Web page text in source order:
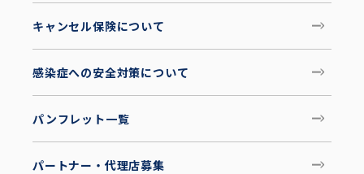
キャンセル保険について
感染症への安全対策について
パンフレット一覧
パートナー・代理店募集